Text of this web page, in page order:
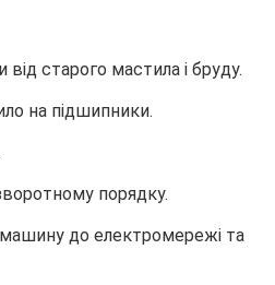
старого мастила і бруду.
на підшипники.
порядку.
до електромережі та